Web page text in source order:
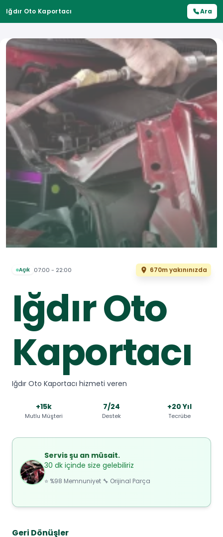
Iğdır Oto Kaportacı Ara
Açık 07:00 - 22:00 670m yakınınızda
Iğdır Oto
Kaportacı
Iğdır Oto Kaportacı hizmeti veren
+15k
Mutlu Müşteri
7/24
Destek
+20 Yıl
Tecrübe
Servis şu an müsait.
30 dk içinde size gelebiliriz
⭐ %98 Memnuniyet 🔧 Orijinal Parça
Geri Dönüşler